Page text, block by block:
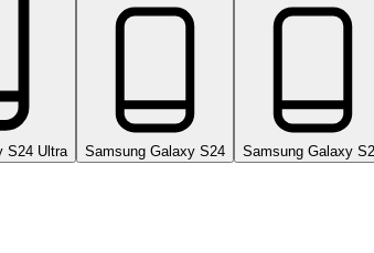
S24 Ultra Samsung Galaxy S24 Samsung Galaxy